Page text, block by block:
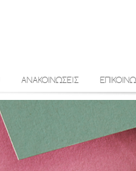
ΑΝΑΚΟΙΝΩΣΕΙΣ